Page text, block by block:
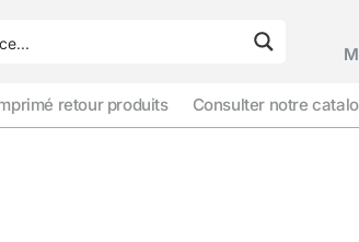
retour produits Consulter notre